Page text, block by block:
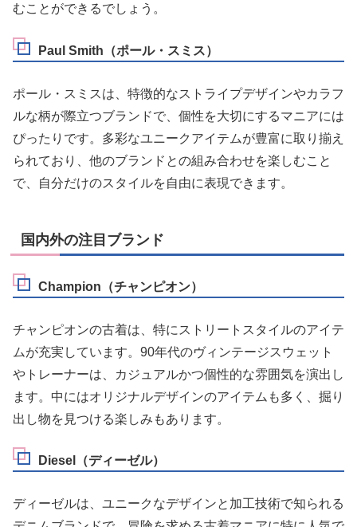
むことができるでしょう。
Paul Smith（ポール・スミス）
ポール・スミスは、特徴的なストライプデザインやカラフ
ルな柄が際立つブランドで、個性を大切にするマニアには
ぴったりです。多彩なユニークアイテムが豊富に取り揃え
られており、他のブランドとの組み合わせを楽しむこと
で、自分だけのスタイルを自由に表現できます。
国内外の注目ブランド
Champion（チャンピオン）
チャンピオンの古着は、特にストリートスタイルのアイテ
ムが充実しています。90年代のヴィンテージスウェット
やトレーナーは、カジュアルかつ個性的な雰囲気を演出し
ます。中にはオリジナルデザインのアイテムも多く、掘り
出し物を見つける楽しみもあります。
Diesel（ディーゼル）
ディーゼルは、ユニークなデザインと加工技術で知られる